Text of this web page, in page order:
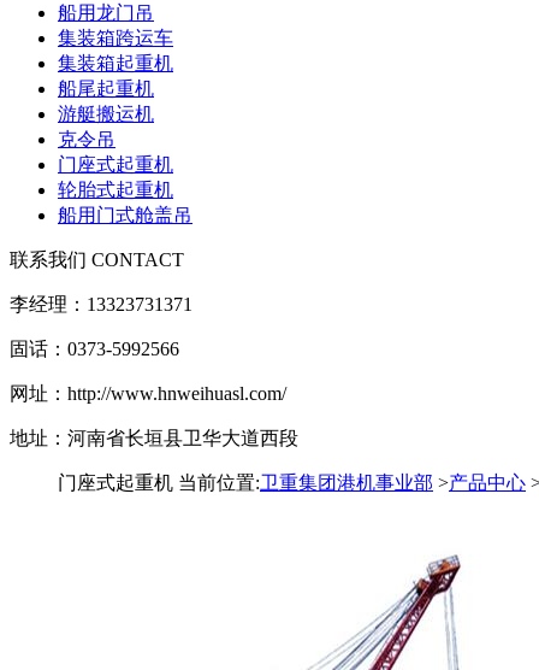
船用龙门吊
集装箱跨运车
集装箱起重机
船尾起重机
游艇搬运机
克令吊
门座式起重机
轮胎式起重机
船用门式舱盖吊
联系我们 CONTACT
李经理：13323731371
固话：0373-5992566
网址：http://www.hnweihuasl.com/
地址：河南省长垣县卫华大道西段
门座式起重机 当前位置:卫重集团港机事业部 >产品中心